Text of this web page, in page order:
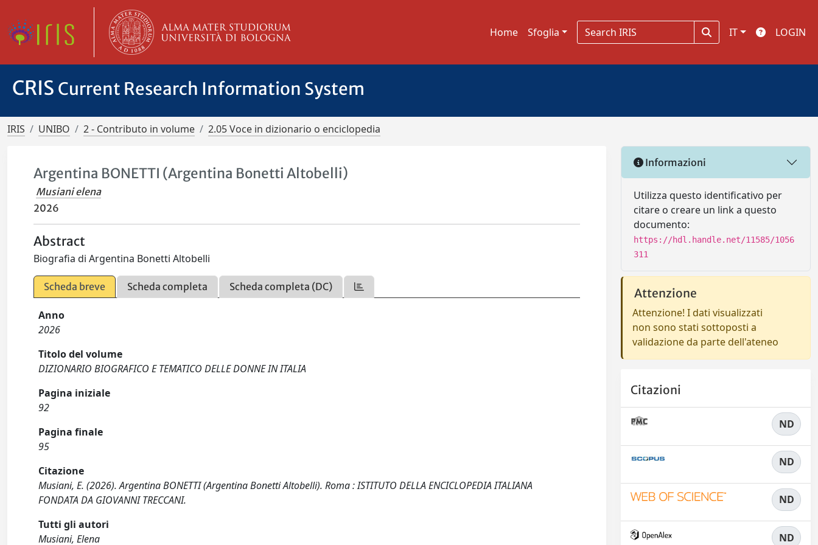
Home Sfoglia IT LOGIN
CRIS Current Research Information System
IRIS UNIBO 2 - Contributo in volume 2.05 Voce in dizionario o enciclopedia
Argentina BONETTI (Argentina Bonetti Altobelli)
Musiani elena
2026
Abstract
Biografia di Argentina Bonetti Altobelli
Scheda breve Scheda completa Scheda completa (DC)
Anno
2026
Titolo del volume
DIZIONARIO BIOGRAFICO E TEMATICO DELLE DONNE IN ITALIA
Pagina iniziale
92
Pagina finale
95
Citazione
Musiani, E. (2026). Argentina BONETTI (Argentina Bonetti Altobelli). Roma : ISTITUTO DELLA ENCICLOPEDIA ITALIANA
FONDATA DA GIOVANNI TRECCANI.
Tutti gli autori
Musiani, Elena
Informazioni
Utilizza questo identificativo per
citare o creare un link a questo
documento:
https://hdl.handle.net/11585/1056
311
Attenzione
Attenzione! I dati visualizzati
non sono stati sottoposti a
validazione da parte dell'ateneo
Citazioni
ND
ND
ND
ND